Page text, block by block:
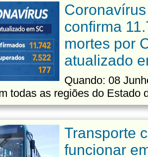
confirma
mortes por
atualizado
Quando: 08
todas as regiões do Estado
Transporte
funcionar